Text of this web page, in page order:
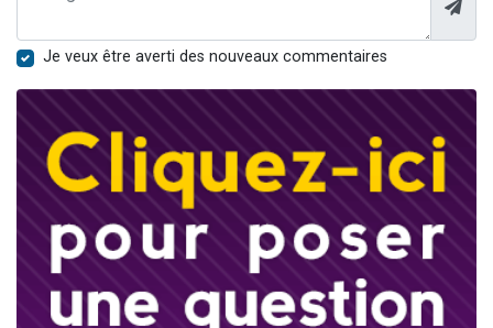
Je veux être averti des nouveaux commentaires